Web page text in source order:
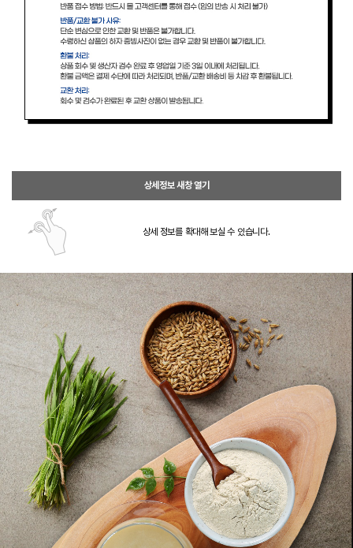
상세정보 새창 열기
상세 정보를 확대해 보실 수 있습니다.